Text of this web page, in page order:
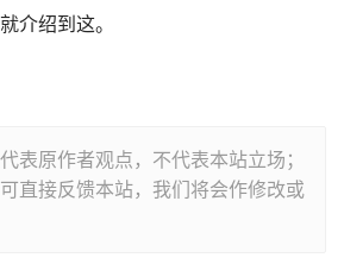
介绍到这。
表原作者观点，不代表本站立场；
直接反馈本站，我们将会作修改或